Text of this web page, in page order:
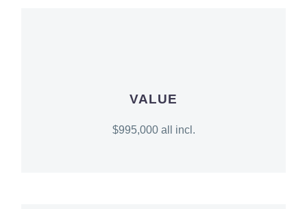
VALUE
$995,000 all incl.